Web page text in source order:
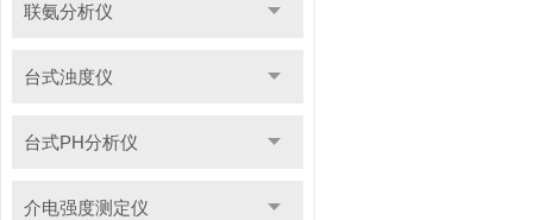
联氨分析仪
台式浊度仪
台式PH分析仪
介电强度测定仪